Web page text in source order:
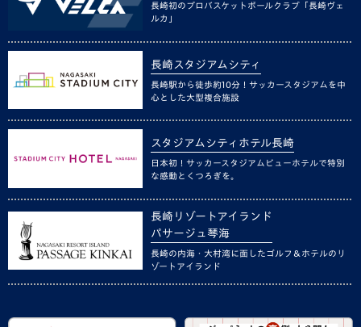
長崎初のプロバスケットボールクラブ「長崎ヴェ
ルカ」
長崎スタジアムシティ
長崎駅から徒歩約10分！サッカースタジアムを中
心とした大型複合施設
スタジアムシティホテル長崎
日本初！サッカースタジアムビューホテルで特別
な感動とくつろぎを。
長崎リゾートアイランド
パサージュ琴海
長崎の内海・大村湾に面したゴルフ＆ホテルのリ
ゾートアイランド